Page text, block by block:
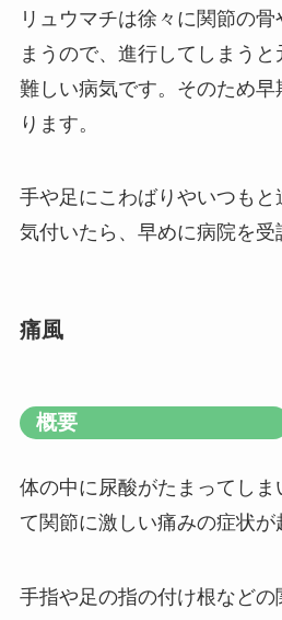
リュウマチは徐々に関節の
まうので、進行してしまう
難しい病気です。そのため
ります。
手や足にこわばりやいつも
気付いたら、早めに病院を受
痛風
概要
体の中に尿酸がたまってしま
て関節に激しい痛みの症状が
手指や足の指の付け根など